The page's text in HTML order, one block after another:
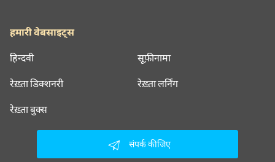
हमारी वेबसाइट्स
हिन्दवी सूफ़ीनामा
रेख़्ता डिक्शनरी रेख़्ता लर्निंग
रेख़्ता बुक्स
संपर्क कीजिए